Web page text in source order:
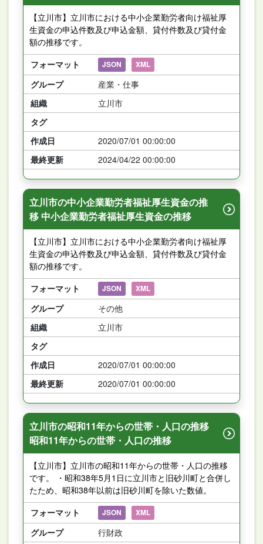
【立川市】立川市における中小企業勤労者向け福祉厚
生資金の申込件数及び申込金額、貸付件数及び貸付金
額の推移です。
フォーマット
JSON XML
グループ
産業・仕事
組織
立川市
タグ
作成日
2020/07/01 00:00:00
最終更新
2024/04/22 00:00:00
立川市の中小企業勤労者福祉厚生資金の推
移 中小企業勤労者福祉厚生資金の推移
【立川市】立川市における中小企業勤労者向け福祉厚
生資金の申込件数及び申込金額、貸付件数及び貸付金
額の推移です。
フォーマット
JSON XML
グループ
その他
組織
立川市
タグ
作成日
2020/07/01 00:00:00
最終更新
2020/07/01 00:00:00
立川市の昭和11年からの世帯・人口の推移
昭和11年からの世帯・人口の推移
【立川市】立川市の昭和11年からの世帯・人口の推移
です。 ・昭和38年5月1日に立川市と旧砂川町と合併し
たため、昭和38年以前は旧砂川町を除いた数値。
フォーマット
JSON XML
グループ
行財政